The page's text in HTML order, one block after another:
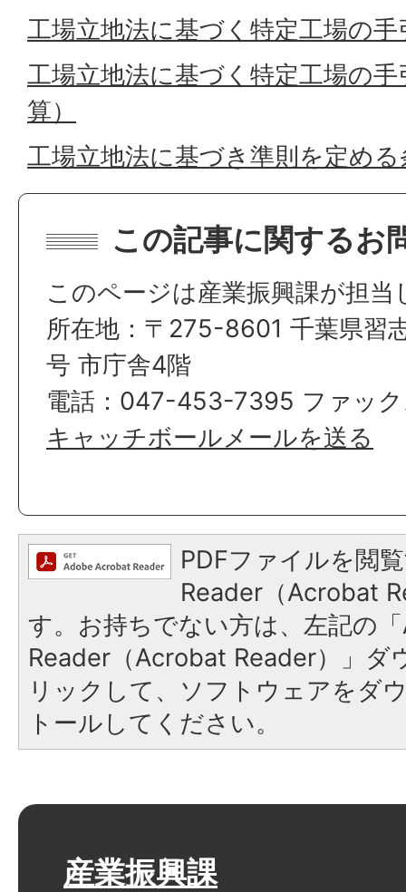
工場立地法に基づく特定工場の手
工場立地法に基づく特定工場の
算）
工場立地法に基づき準則を定める
この記事に関するお
このページは産業振興課が担当
所在地：〒275-8601 千葉県習
号 市庁舎4階
電話：047-453-7395 ファッ
キャッチボールメールを送る
PDFファイルを閲
Reader（Acrobat
す。お持ちでない方は、左記の
Reader（Acrobat Reader）」ダ
リックして、ソフトウェアをダ
トールしてください。
産業振興課